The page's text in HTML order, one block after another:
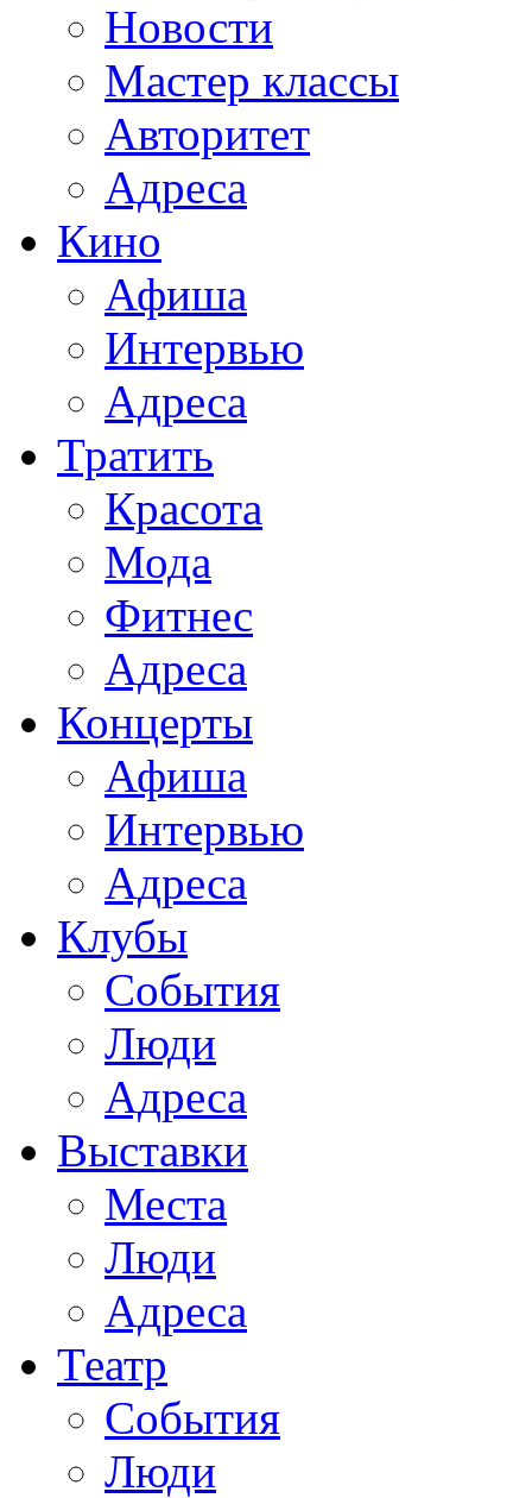
Новости
Мастер классы
Авторитет
Адреса
Кино
Афиша
Интервью
Адреса
Тратить
Красота
Мода
Фитнес
Адреса
Концерты
Афиша
Интервью
Адреса
Клубы
События
Люди
Адреса
Выставки
Места
Люди
Адреса
Театр
События
Люди